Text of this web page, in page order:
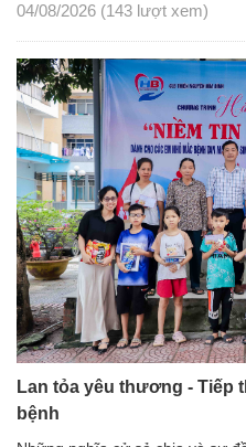
04/08/2026 (143 lượt xem)
Lan tỏa yêu thương -
bệnh